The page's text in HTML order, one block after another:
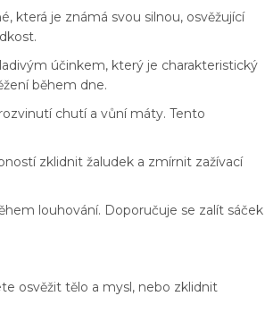
která je známá svou silnou, osvěžující
účinkem, který je charakteristický
během dne.
chutí a vůní máty. Tento
zklidnit žaludek a zmírnit zažívací
louhování. Doporučuje se zalít sáček
osvěžit tělo a mysl, nebo zklidnit